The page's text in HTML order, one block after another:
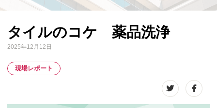
タイルのコケ 薬品洗浄
2025年12月12日
現場レポート